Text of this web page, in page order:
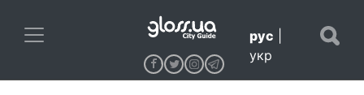
рус
укр